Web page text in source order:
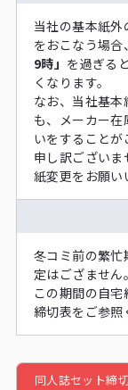
当社の基本紙外
をおこなう場
9時」 を過ぎる
くなります。
なお、当社基
も、メーカー
いをすることが
申し訳ござい
紙変更をお願い
冬コミ前の繁
定はござません。
この期間の自
締切表をご参照
同人誌セット締